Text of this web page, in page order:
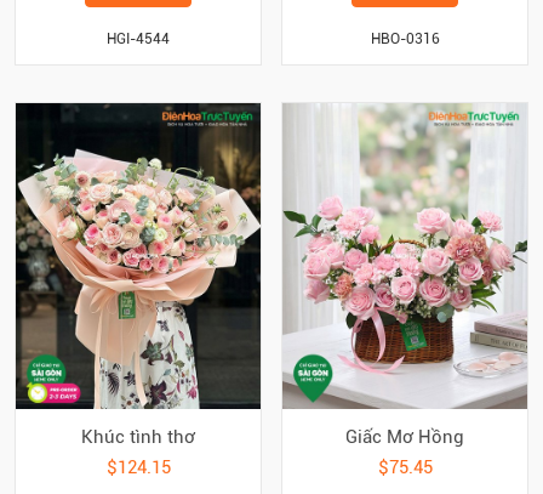
HGI-4544 HBO-0316
Khúc tình thơ
$124.15
Giấc Mơ Hồng
$75.45